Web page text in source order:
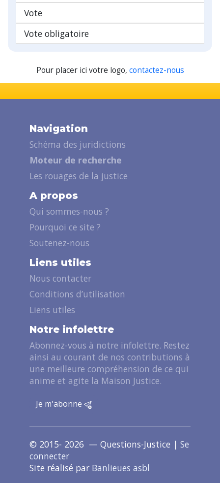
Vote
Vote obligatoire
Pour placer ici votre logo, contactez-nous
Navigation
Schéma des juridictions
Moteur de recherche
Les rouages de la justice
A propos
Qui sommes-nous ?
Pourquoi ce site ?
Soutenez-nous
Liens utiles
Nous contacter
Conditions d’utilisation
Liens utiles
Notre infolettre
Abonnez-vous à notre infolettre. Restez
ainsi au courant de nos contributions à
une meilleure compréhension de ce qui
anime et agite la Maison Justice.
Je m'abonne
© 2015- 2026 — Questions-Justice | Se
connecter
Site réalisé par Banlieues asbl